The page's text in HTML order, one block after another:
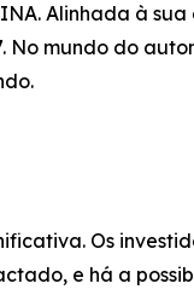
Alinhada à
No mundo do
Os
e há a